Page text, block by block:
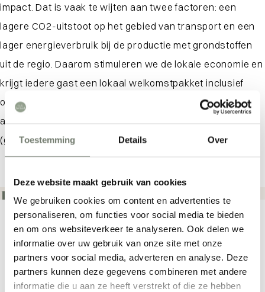
Toestemming Details Over
Deze website maakt gebruik van cookies
We gebruiken cookies om content en advertenties te
personaliseren, om functies voor social media te bieden
en om ons websiteverkeer te analyseren. Ook delen we
informatie over uw gebruik van onze site met onze
partners voor social media, adverteren en analyse. Deze
partners kunnen deze gegevens combineren met andere
informatie die u aan ze heeft verstrekt of die ze hebben
Waar ben je naar op zoek?
impact. Dat is vaak te wijten aan twee factoren: een
lagere CO2-uitstoot op het gebied van transport en een
lager energieverbruik bij de productie met grondstoffen
uit de regio. Daarom stimuleren we de lokale economie en
krijgt iedere gast een lokaal welkomstpakket inclusief
onze zelf ontworpen reisgids en ansichtkaart, Zeeuws
appelsap (gemaakt in Krabbendijke) en Zeeuwse koekjes
(gebakken in Ede).
Lokale partners
Ook lokale partners zijn belangrijk voor een duurzame
samenleving. We werken samen met klus-, hovenier- en
schoonmaakpartners uit de regio. Zo zorgen we voor
werkgelegenheid op ieder eiland en moet er minder